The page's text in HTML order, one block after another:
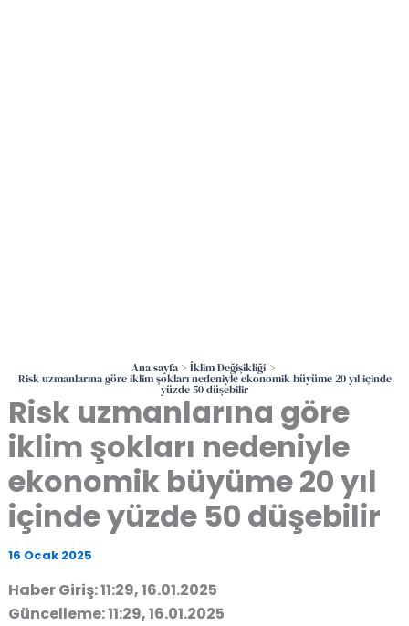
Ana sayfa İklim Değişikliği
Risk uzmanlarına göre iklim şokları nedeniyle ekonomik büyüme 20 yıl içinde
yüzde 50 düşebilir
Risk uzmanlarına göre
iklim şokları nedeniyle
ekonomik büyüme 20 yıl
içinde yüzde 50 düşebilir
16 Ocak 2025
Haber Giriş: 11:29, 16.01.2025
Güncelleme: 11:29, 16.01.2025